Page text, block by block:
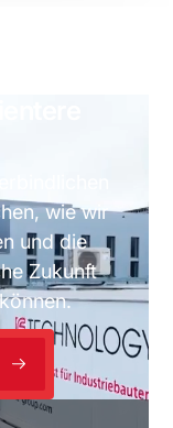
wie wir
und die
Zukunft